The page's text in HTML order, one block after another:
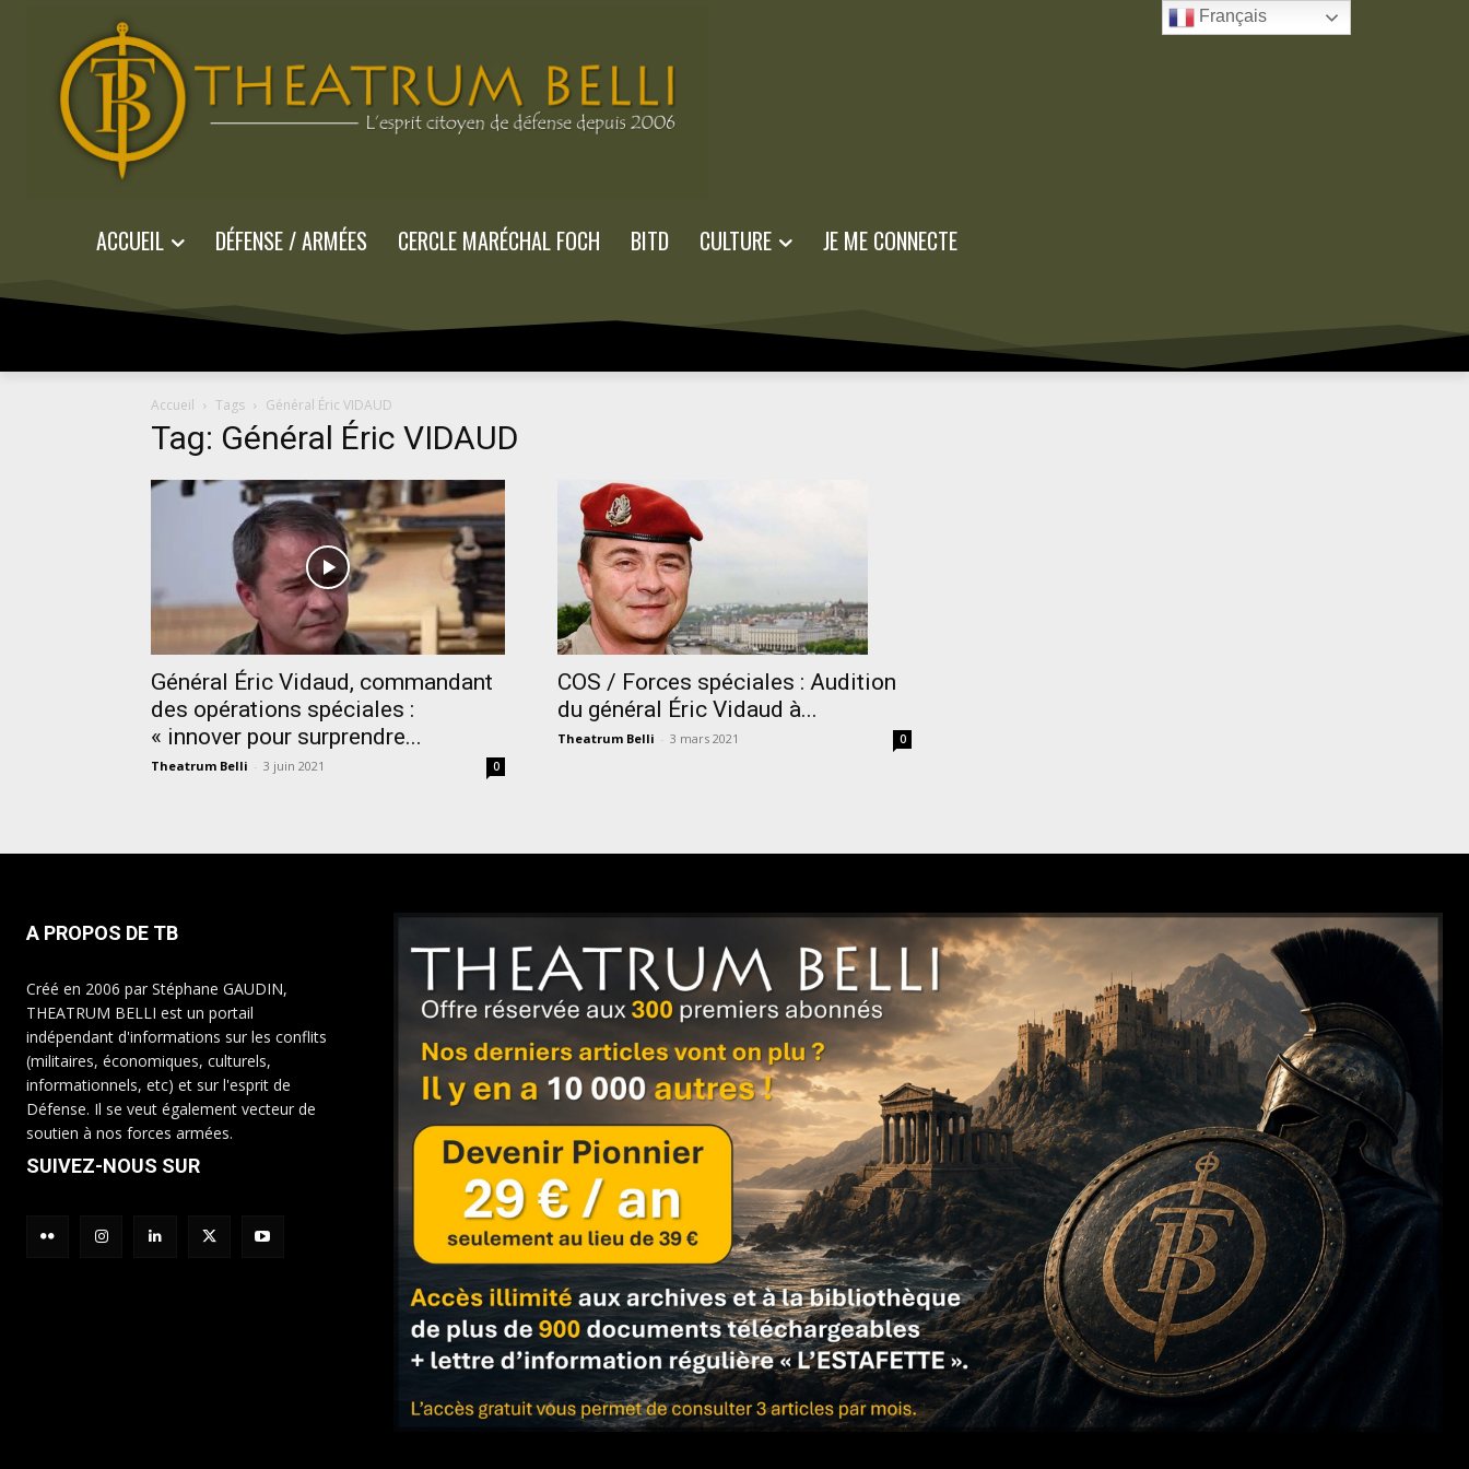
ACCUEIL DÉFENSE / ARMÉES CERCLE MARÉCHAL FOCH BITD CULTURE JE ME CONNECTE
Accueil Tags Général Éric VIDAUD
Tag: Général Éric VIDAUD
Général Éric Vidaud, commandant
des opérations spéciales :
« innover pour surprendre...
Theatrum Belli - 3 juin 2021 0
COS / Forces spéciales : Audition
du général Éric Vidaud à...
Theatrum Belli - 3 mars 2021 0
A PROPOS DE TB
Créé en 2006 par Stéphane GAUDIN,
THEATRUM BELLI est un portail
indépendant d'informations sur les conflits
(militaires, économiques, culturels,
informationnels, etc) et sur l'esprit de
Défense. Il se veut également vecteur de
soutien à nos forces armées.
SUIVEZ-NOUS SUR
Français